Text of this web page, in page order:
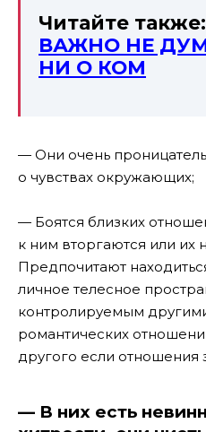
Читайте также:
ВАЖНО НЕ
НИ О КОМ
— Они очень
о чувствах окружающих;
— Боятся близких
к ним вторгаются или их
Предпочитают
личное телесное
контролируемым
романтических
другого если отношения
— В них есть